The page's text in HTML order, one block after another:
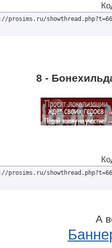
prosims.ru/
8 -
prosims.ru/
А